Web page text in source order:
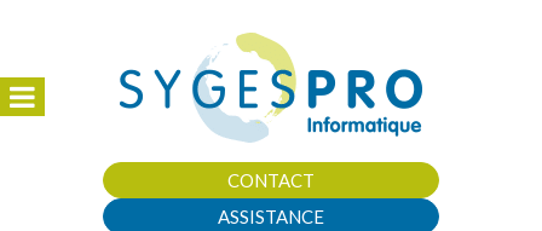
CONTACT
ASSISTANCE